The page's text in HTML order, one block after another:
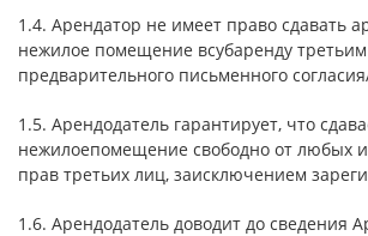
1.4. Арендатор не имеет право сдавать
нежилое помещение всубаренду
предварительного письменного
1.5. Арендодатель гарантирует, что
нежилоепомещение свободно от любых
прав третьих лиц, заисключением
1.6. Арендодатель доводит до сведения